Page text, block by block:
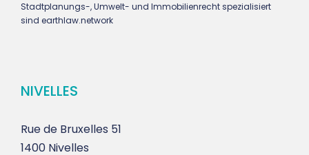
Stadtplanungs-, Umwelt- und Immobilienrecht spezialisiert
sind earthlaw.network
NIVELLES
Rue de Bruxelles 51
1400 Nivelles